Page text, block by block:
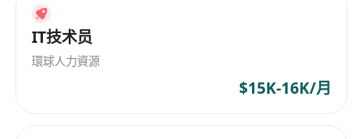
IT技术员
環球人力資源
$15K-16K/月